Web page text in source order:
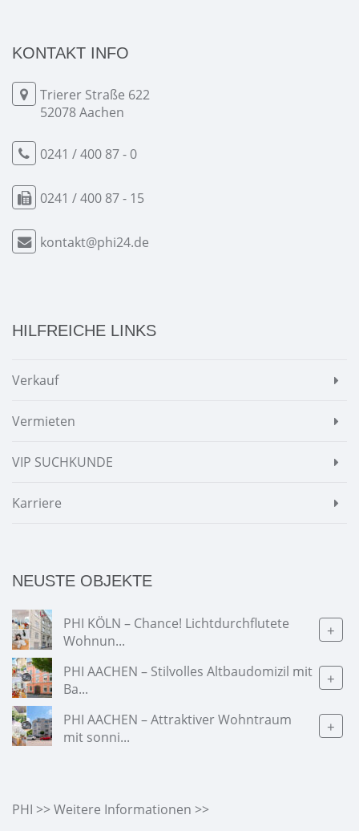
KONTAKT INFO
Trierer Straße 622
52078 Aachen
0241 / 400 87 - 0
0241 / 400 87 - 15
kontakt@phi24.de
HILFREICHE LINKS
Verkauf
Vermieten
VIP SUCHKUNDE
Karriere
NEUSTE OBJEKTE
PHI KÖLN – Chance! Lichtdurchflutete
Wohnun...
+
PHI AACHEN – Stilvolles Altbaudomizil mit
Ba...
+
PHI AACHEN – Attraktiver Wohntraum
mit sonni...
+
PHI >> Weitere Informationen >>